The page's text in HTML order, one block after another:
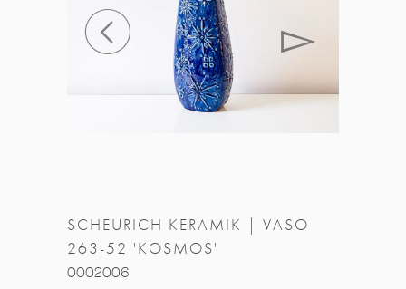
◅ ▻
SCHEURICH KERAMIK | VASO
263-52 'KOSMOS'
0002006